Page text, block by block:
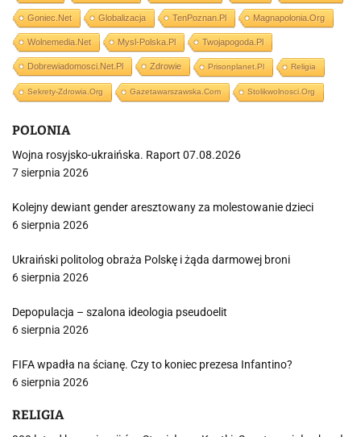
Goniec.net Globalizacja TenPoznan.pl Magnapolonia.org
Wolnemedia.net Mysl-Polska.pl Twojapogoda.pl
Dobrewiadomosci.net.pl Zdrowie Prisonplanet.pl Religia
Sekrety-Zdrowia.org Gazetawarszawska.com Stolikwolnosci.org
POLONIA
Wojna rosyjsko-ukraińska. Raport 07.08.2026
7 sierpnia 2026
Kolejny dewiant gender aresztowany za molestowanie dzieci
6 sierpnia 2026
Ukraiński politolog obraża Polskę i żąda darmowej broni
6 sierpnia 2026
Depopulacja – szalona ideologia pseudoelit
6 sierpnia 2026
FIFA wpadła na ścianę. Czy to koniec prezesa Infantino?
6 sierpnia 2026
RELIGIA